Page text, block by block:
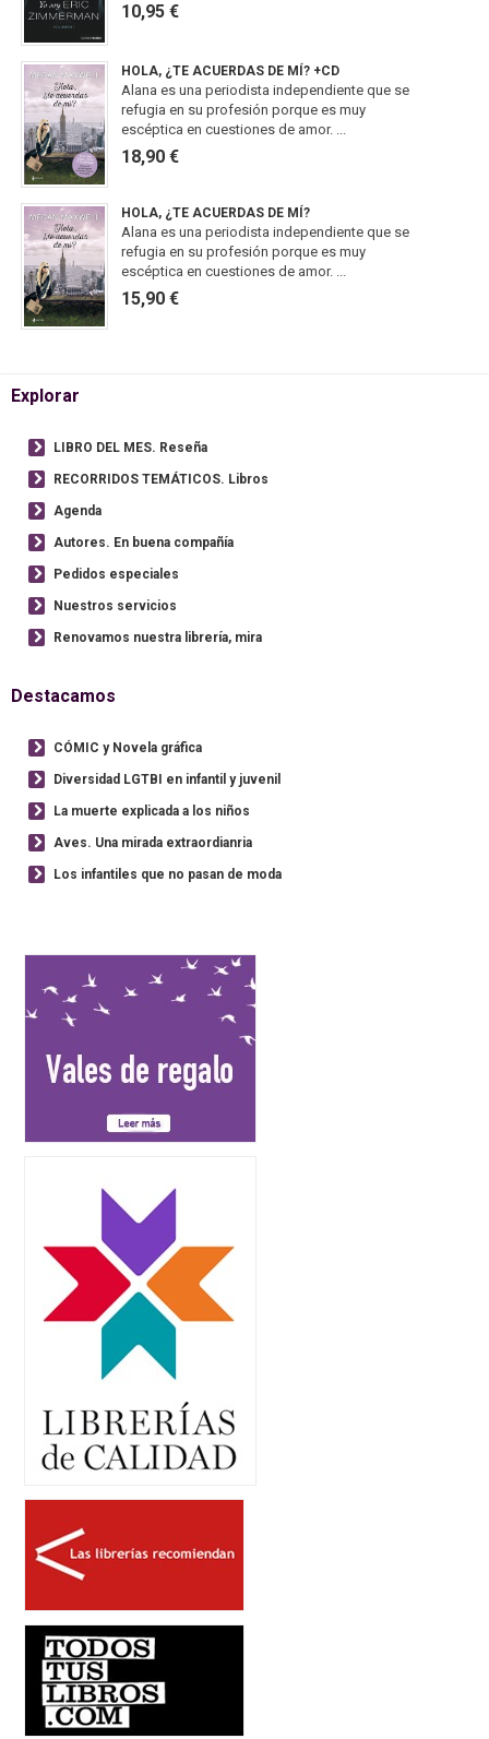
10,95 €
HOLA, ¿TE ACUERDAS DE MÍ? +CD
Alana es una periodista independiente que se
refugia en su profesión porque es muy
escéptica en cuestiones de amor. ...
18,90 €
HOLA, ¿TE ACUERDAS DE MÍ?
Alana es una periodista independiente que se
refugia en su profesión porque es muy
escéptica en cuestiones de amor. ...
15,90 €
Explorar
LIBRO DEL MES. Reseña
RECORRIDOS TEMÁTICOS. Libros
Agenda
Autores. En buena compañía
Pedidos especiales
Nuestros servicios
Renovamos nuestra librería, mira
Destacamos
CÓMIC y Novela gráfica
Diversidad LGTBI en infantil y juvenil
La muerte explicada a los niños
Aves. Una mirada extraordianria
Los infantiles que no pasan de moda